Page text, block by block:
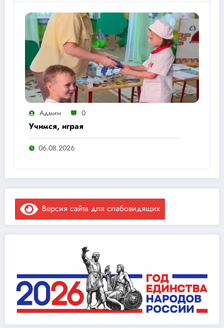
Админ 0
Учимся, играя
06.08.2026
Версия сайта для слабовидящих